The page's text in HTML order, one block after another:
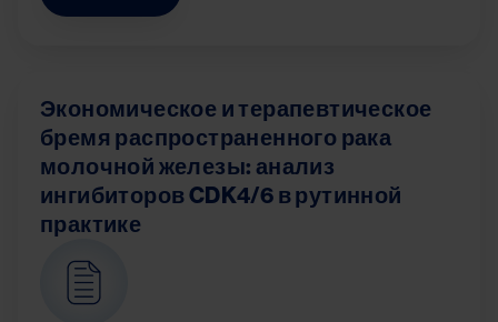
Экономическое и терапевтическое
бремя распространенного рака
молочной железы: анализ
ингибиторов CDK4/6 в рутинной
практике